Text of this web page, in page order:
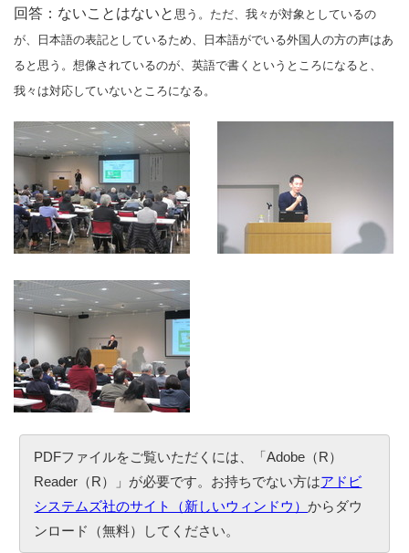
回答：ないことはないと 思う。ただ、我々が対象としているの
が、日本語の表記としているため、日本語がでいる外国人の方の声はあ
ると思う。想像されているのが、英語で書くというところになると、
我々は対応していないところになる。
PDFファイルをご覧いただくには、「Adobe（R）
Reader（R）」が必要です。お持ちでない方はアドビ
システムズ社のサイト（新しいウィンドウ）からダウ
ンロード（無料）してください。